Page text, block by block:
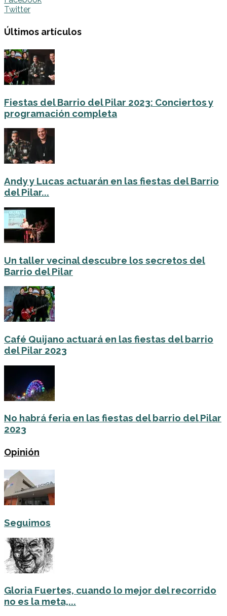
Twitter
Últimos artículos
Fiestas del Barrio del Pilar 2023: Conciertos y
programación completa
Andy y Lucas actuarán en las fiestas del Barrio
del Pilar...
Un taller vecinal descubre los secretos del
Barrio del Pilar
Café Quijano actuará en las fiestas del barrio
del Pilar 2023
No habrá feria en las fiestas del barrio del Pilar
2023
Opinión
Seguimos
Gloria Fuertes, cuando lo mejor del recorrido
no es la meta,...